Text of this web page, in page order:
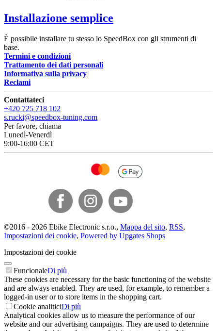
Installazione semplice
È possibile installare tu stesso lo SpeedBox con gli strumenti di
base.
Termini e condizioni
Trattamento dei dati personali
Informativa sulla privacy
Reclami
Contattateci
+420 725 718 102
s.rucki@speedbox-tuning.com
Per favore, chiama
Lunedì-Venerdì
9:00-16:00 CET
©2016 - 2026 Ebike Electronic s.r.o., Mappa del sito, RSS,
Impostazioni dei cookie, Powered by Upgates Shops
Impostazioni dei cookie
FuncionaleDi più
These cookies are necessary for the basic functioning of the website
and are always enabled. They are used, for example, to remember a
logged-in user or to store items in the shopping cart.
Cookie analiticiDi più
Analytical cookies allow us to measure the performance of our
website and our advertising campaigns. They are used to determine